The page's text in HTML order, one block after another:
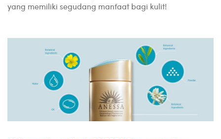
yang memiliki segudang manfaat bagi kulit!